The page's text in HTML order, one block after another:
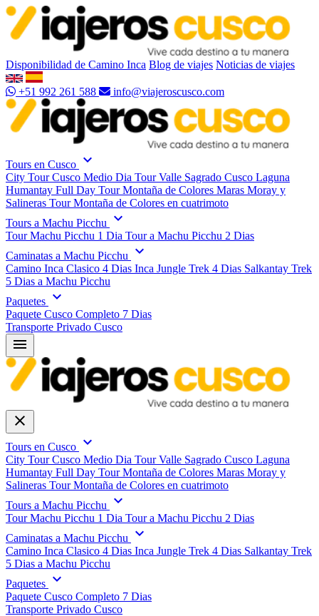
Disponibilidad de Camino Inca Blog de viajes Noticias de viajes
+51 992 261 588 info@viajeroscusco.com
Tours en Cusco expand_more
City Tour Cusco Medio Dia Tour Valle Sagrado Cusco Laguna
Humantay Full Day Tour Montaña de Colores Maras Moray y
Salineras Tour Montaña de Colores en cuatrimoto
Tours a Machu Picchu
expand_more
Tour Machu Picchu 1 Dia Tour a Machu Picchu 2 Dias
Caminatas a Machu Picchu
expand_more
Camino Inca Clasico 4 Dias Inca Jungle Trek 4 Dias Salkantay Trek
5 Dias a Machu Picchu
Paquetes expand_more
Paquete Cusco Completo 7 Dias
Transporte Privado Cusco
menu
close
Tours en Cusco expand_more
City Tour Cusco Medio Dia Tour Valle Sagrado Cusco Laguna
Humantay Full Day Tour Montaña de Colores Maras Moray y
Salineras Tour Montaña de Colores en cuatrimoto
Tours a Machu Picchu
expand_more
Tour Machu Picchu 1 Dia Tour a Machu Picchu 2 Dias
Caminatas a Machu Picchu
expand_more
Camino Inca Clasico 4 Dias Inca Jungle Trek 4 Dias Salkantay Trek
5 Dias a Machu Picchu
Paquetes expand_more
Paquete Cusco Completo 7 Dias
Transporte Privado Cusco